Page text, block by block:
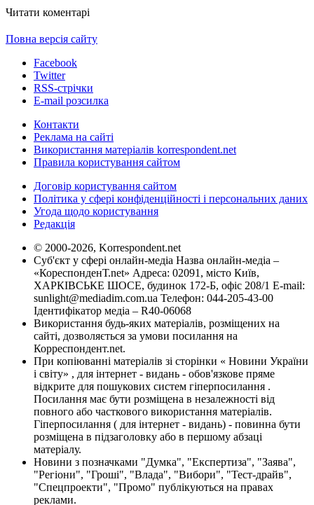
Читати коментарі
Повна версія сайту
Facebook
Twitter
RSS-стрічки
E-mail розсилка
Контакти
Реклама на сайті
Використання матеріалів korrespondent.net
Правила користування сайтом
Договір користування сайтом
Політика у сфері конфіденційності і персональних даних
Угода щодо користування
Редакція
© 2000-2026, Korrespondent.net
Суб'єкт у сфері онлайн-медіа Назва онлайн-медіа –
«КореспонденТ.net» Адреса: 02091, місто Київ,
ХАРКІВСЬКЕ ШОСЕ, будинок 172-Б, офіс 208/1 E-mail:
sunlight@mediadim.com.ua Телефон: 044-205-43-00
Ідентифікатор медіа – R40-06068
Використання будь-яких матеріалів, розміщених на
сайті, дозволяється за умови посилання на
Корреспондент.net.
При копіюванні матеріалів зі сторінки « Новини України
і світу» , для інтернет - видань - обов'язкове пряме
відкрите для пошукових систем гіперпосилання .
Посилання має бути розміщена в незалежності від
повного або часткового використання матеріалів.
Гіперпосилання ( для інтернет - видань) - повинна бути
розміщена в підзаголовку або в першому абзаці
матеріалу.
Новини з позначками "Думка", "Експертиза", "Заява",
"Регіони", "Гроші", "Влада", "Вибори", "Тест-драйв",
"Спецпроекти", "Промо" публікуються на правах
реклами.